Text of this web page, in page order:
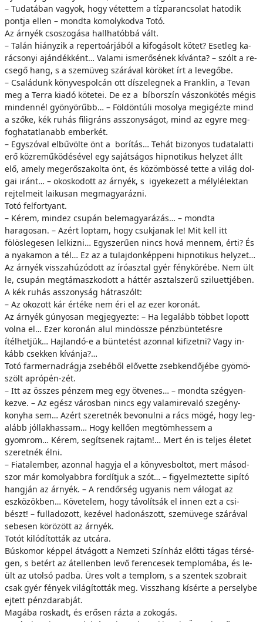
– Tu­da­tá­ban va­gyok, hogy vé­tet­tem a tíz­pa­ran­cso­lat ha­to­dik
pont­ja el­len – mond­ta ko­moly­kod­va To­tó.
Az ár­nyék cso­szo­gá­sa hall­ha­tób­bá vált.
– Ta­lán hi­ány­zik a re­per­to­ár­já­ból a ki­fo­gá­solt kö­tet? Eset­leg ka­
rá­cso­nyi aján­dék­ként… Va­la­mi is­me­rő­sé­nek kí­ván­ta? – szólt a re­
cse­gő hang, s a szem­üveg szá­rá­val kö­rö­ket írt a le­ve­gő­be.
– Csa­lá­dunk köny­ves­pol­cán ott dí­sze­leg­nek a Frank­lin, a Tevan
meg a Terra ki­adó kö­te­tei. De ez a bí­bor­szín vá­szon­kö­tés még­is
min­den­nél gyö­nyö­rűbb… – Föl­dön­tú­li mo­so­lya meg­igéz­te mind
a sző­ke, kék ­ru­hás filigráns as­­szony­sá­got, mind az egy­re meg­
fog­ha­tat­la­nabb em­ber­két.
– Egyszóval el­bű­völ­te önt a bo­rí­tás… Te­hát bi­zo­nyos tu­dat­alat­ti
erő köz­re­mű­kö­dé­sé­vel egy sa­ját­sá­gos hip­no­ti­kus hely­zet állt
elő, amely meg­erő­sza­kol­ta önt, és kö­zöm­bös­sé tet­te a vi­lág dol­
gai iránt… – okos­ko­dott az ár­nyék, s igye­ke­zett a mély­lé­lek­tan
rej­tel­me­it la­i­ku­san meg­ma­gya­ráz­ni.
Totó felfortyant.
– Kérem, mindez csupán belemagyarázás… – mondta
haragosan. – Azért loptam, hogy csukjanak le! Mit kell itt
fölöslegesen lelkizni… Egyszerűen nincs hová mennem, érti? És
a nya­ka­mon a tél… Ez az a tu­laj­don­kép­pe­ni hip­no­ti­kus hely­zet…
Az ár­nyék vis­­sza­hú­zó­dott az író­asz­tal gyér fény­kö­ré­be. Nem ült
le, csu­pán meg­tá­masz­ko­dott a hát­tér asz­tal­sze­rű szi­lu­ett­jé­ben.
A kék ­ru­hás as­­szony­ság hát­ra­szólt:
– Az oko­zott kár ér­té­ke nem éri el az ezer ko­ro­nát.
Az ár­nyék gú­nyo­san meg­je­gyez­te: – Ha leg­alább töb­bet lo­pott
vol­na el… Ezer ko­ro­nán alul mind­ös­­sze pénz­bün­te­tés­re
ítélhetjük… Haj­lan­dó-e a bün­te­tést azon­nal ki­fi­zet­ni? Vagy in­
kább csek­ken kívánja?…
To­tó far­mer­nad­rág­ja zse­bé­ből elő­vet­te zseb­ken­dő­jé­be gyö­mö­
szölt ap­ró­pén-z­ét.
– Itt az ös­­szes pén­zem meg egy öt­ve­nes… – mond­ta szé­gyen­
kez­ve. – Az egész vá­ros­ban nincs egy va­la­mi­re­va­ló sze­gény­
kony­ha sem… Azért sze­ret­nék be­vo­nul­ni a rács mö­gé, hogy leg­
alább jól­lak­has­sam… Hogy kel­lő­en meg­töm­hes­sem a
gyomrom… Ké­rem, se­gít­se­nek rajtam!… Mert én is tel­jes éle­tet
sze­ret­nék él­ni.
– Fi­a­tal­em­ber, azon­nal hagy­ja el a köny­ves­bol­tot, mert má­sod­
szor már ko­mo­lyabb­ra for­dít­juk a szót… – fi­gyel­mez­tet­te si­pí­tó
hang­ján az ár­nyék. – A rend­őr­ség ugyan­is nem vá­lo­gat az
eszközökben… Kö­ve­te­lem, hogy tá­vo­lít­sák el in­nen ezt a csi­
bészt! – ful­la­do­zott, ke­zé­vel ha­do­ná­szott, szem­üve­ge szá­rá­val
se­be­sen kö­rö­zött az ár­nyék.
To­tót ki­ló­dí­tot­ták az ut­cá­ra.
Bús­ko­mor kép­pel át­vá­gott a Nem­ze­ti Szín­ház előt­ti tá­gas tér­sé­
gen, s be­tért az át­el­len­ben le­vő fe­ren­ce­sek temp­lo­má­ba, és le­
ült az utol­só pad­ba. Üres volt a temp­lom, s a szen­tek szob­ra­it
csak gyér fé­nyek vi­lá­gí­tot­ták meg. Vissz­hang kí­sér­te a per­sely­be
ej­tett pénz­da­rab­ját.
Ma­gá­ba ros­kadt, és erő­sen ráz­ta a zo­ko­gás.